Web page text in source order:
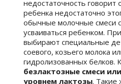
недостаточность говорит
ребенка недостаточно
обычные молочные смеси
усваиваться ребенком.
выбирают специальные
соевого, козьего молока
гидролизованных белков.
безлактозные смеси
уровнем лактозы. Такие